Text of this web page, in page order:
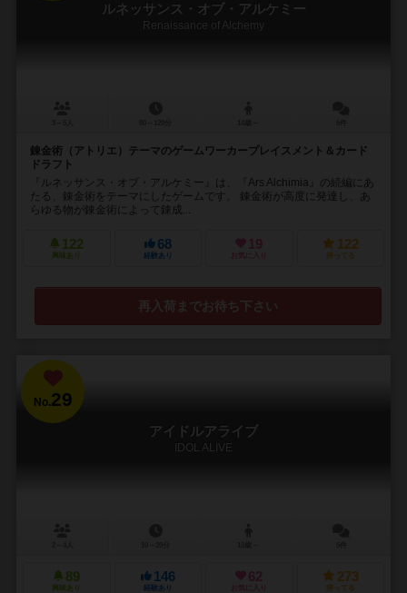
ルネッサンス・オブ・アルケミー
Renaissance of Alchemy
錬金術（アトリエ）テーマのゲームワーカープレイスメント＆カード
ドラフト
『ルネッサンス・オブ・アルケミー』は、『Ars Alchimia』の続編にあ
たる、錬金術をテーマにしたゲームです。 錬金術が高度に発達し、あ
らゆる物が錬金術によって錬成...
122
興味あり
68
経験あり
19
お気に入り
122
持ってる
再入荷までお待ち下さい
No.29
アイドルアライブ
IDOL ALIVE
89
興味あり
146
経験あり
62
お気に入り
273
持ってる